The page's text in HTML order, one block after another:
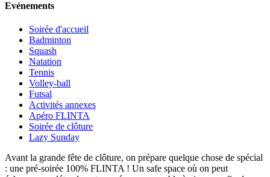
Evénements
Soirée d'accueil
Badminton
Squash
Natation
Tennis
Volley-ball
Futsal
Activités annexes
Apéro FLINTA
Soirée de clôture
Lazy Sunday
Avant la grande fête de clôture, on prépare quelque chose de spécial
: une pré-soirée 100% FLINTA ! Un safe space où on peut